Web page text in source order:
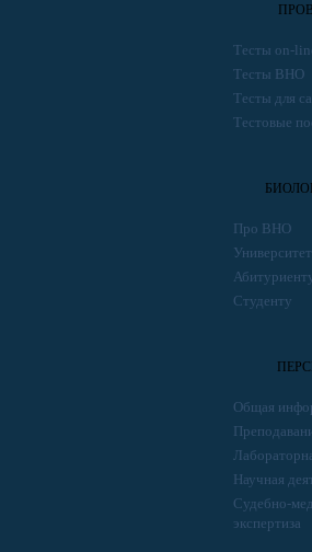
Тесты on-
Тесты ВНО
Тесты для
Тестовые
Про ВНО
Студенту
Общая
Научная
Судебно-
экспертиза